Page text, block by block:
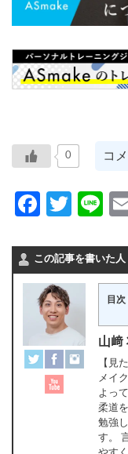
0 コ
この記事を書いた人
目次
山﨑
【見
メイ
よっ
柔道
勉強
す。